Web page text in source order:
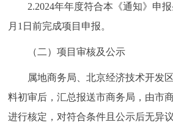
2.2024年年度符合本《通知》申报
月1日前完成项目申报。
（二）项目审核及公示
属地商务局、北京经济技术开发区
料初审后，汇总报送市商务局，由市
进行核定，对符合条件且公示后无异